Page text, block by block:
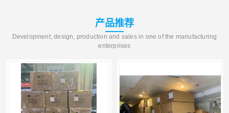
产品推荐
Development, design, production and sales in one of the manufacturing
enterprises